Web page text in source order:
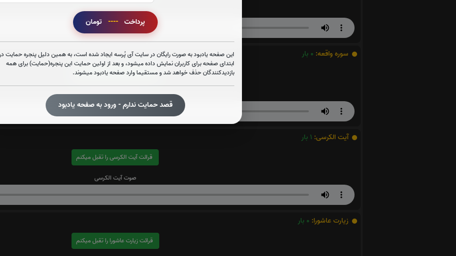
پرداخت ---- تومان
این صفحه یادبود به صورت رایگان در سایت آی پُرسه ایجاد شده است، به همین دلیل پنجره حمایت در
ابتدای صفحه برای کاربران نمایش داده میشود، و بعد از اولین حمایت این پنجره(حمایت) برای همه
بازدیدکنندگان حذف خواهد شد و مستقیما وارد صفحه یادبود میشوند.
قصد حمایت ندارم - ورود به صفحه یادبود
صوت سوره قدر
سوره واقعه: 0 بار
قرائت سوره واقعه را تقبل میکنم
صوت سوره واقعه
آیت الکرسی: 1 بار
قرائت آیت الکرسی را تقبل میکنم
صوت آیت الکرسی
زیارت عاشورا: 0 بار
قرائت زیارت عاشورا را تقبل میکنم